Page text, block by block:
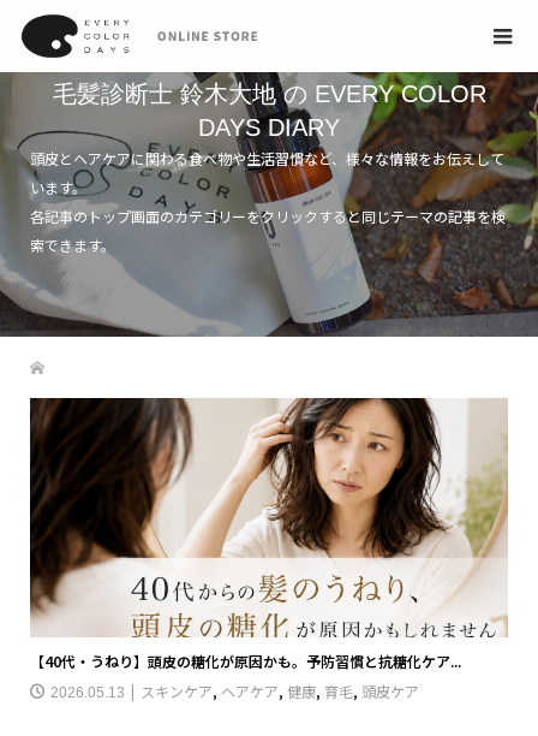
毛髪診断士 鈴木大地 の EVERY COLOR
DAYS DIARY
頭皮とヘアケアに関わる食べ物や生活習慣など、様々な情報をお伝えして
います。
各記事のトップ画面のカテゴリーをクリックすると同じテーマの記事を検
索できます。
【40代・うねり】頭皮の糖化が原因かも。予防習慣と抗糖化ケア...
2026.05.13 スキンケア, ヘアケア, 健康, 育毛, 頭皮ケア